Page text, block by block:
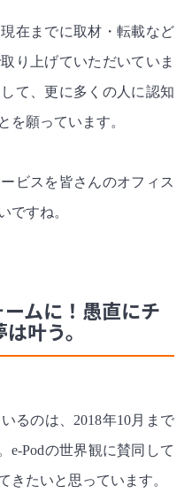
在までに取材・転載など
り上げていただいていま
て、更に多くの人に認知
を願っています。
ビスを皆さんのオフィス
ですね。
ムに！愚直にチ
叶う。
るのは、2018年10月まで
e-Podの世界観に賛同して
きたいと思っています。